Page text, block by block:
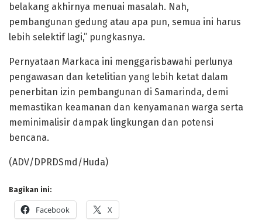
belakang akhirnya menuai masalah. Nah,
pembangunan gedung atau apa pun, semua ini harus
lebih selektif lagi,” pungkasnya.
Pernyataan Markaca ini menggarisbawahi perlunya
pengawasan dan ketelitian yang lebih ketat dalam
penerbitan izin pembangunan di Samarinda, demi
memastikan keamanan dan kenyamanan warga serta
meminimalisir dampak lingkungan dan potensi
bencana.
(ADV/DPRDSmd/Huda)
Bagikan ini:
Facebook X